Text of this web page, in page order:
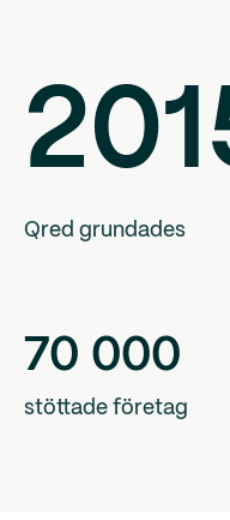
Qred grundades
70 000
stöttade företag